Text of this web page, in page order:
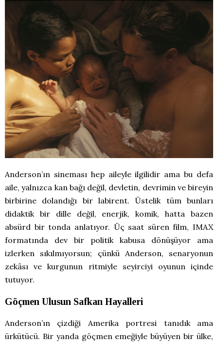
Anderson’ın sineması hep aileyle ilgilidir ama bu defa
aile, yalnızca kan bağı değil, devletin, devrimin ve bireyin
birbirine dolandığı bir labirent. Üstelik tüm bunları
didaktik bir dille değil, enerjik, komik, hatta bazen
absürd bir tonda anlatıyor. Üç saat süren film, IMAX
formatında dev bir politik kabusa dönüşüyor ama
izlerken sıkılmıyorsun; çünkü Anderson, senaryonun
zekâsı ve kurgunun ritmiyle seyirciyi oyunun içinde
tutuyor.
Göçmen Ulusun Safkan Hayalleri
Anderson’ın çizdiği Amerika portresi tanıdık ama
ürkütücü. Bir yanda göçmen emeğiyle büyüyen bir ülke,